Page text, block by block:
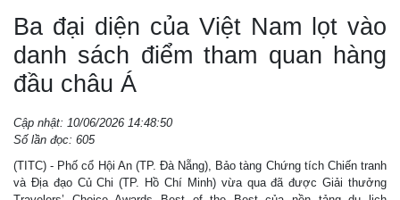
Ba đại diện của Việt Nam lọt vào
danh sách điểm tham quan hàng
đầu châu Á
Cập nhật: 10/06/2026 14:48:50
Số lần đọc: 605
(TITC) - Phố cổ Hội An (TP. Đà Nẵng), Bảo tàng Chứng tích Chiến tranh
và Địa đạo Củ Chi (TP. Hồ Chí Minh) vừa qua đã được Giải thưởng